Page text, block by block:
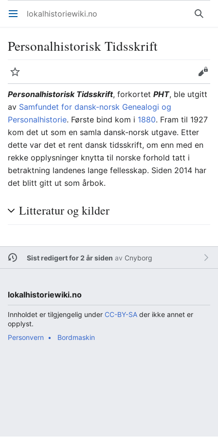
Åpne hovedmenyen lokalhistoriewiki.no Søk
Personalhistorisk Tidsskrift
Overvåk
Rediger
Personalhistorisk Tidsskrift, forkortet PHT, ble utgitt
av Samfundet for dansk-norsk Genealogi og
Personalhistorie. Første bind kom i 1880. Fram til 1927
kom det ut som en samla dansk-norsk utgave. Etter
dette var det et rent dansk tidsskrift, om enn med en
rekke opplysninger knytta til norske forhold tatt i
betraktning landenes lange fellesskap. Siden 2014 har
det blitt gitt ut som årbok.
Litteratur og kilder
Sist redigert for 2 år siden av Cnyborg
lokalhistoriewiki.no
Innholdet er tilgjengelig under CC-BY-SA der ikke annet er
opplyst.
Personvern
Bordmaskin